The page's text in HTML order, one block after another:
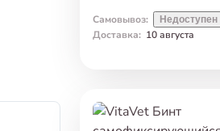
Самовывоз: Недоступен
Доставка: 10 августа